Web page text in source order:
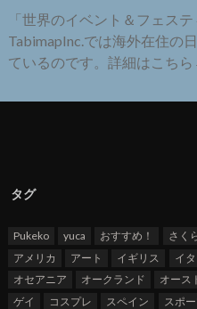
「世界のイベント＆フェス
TabimapInc.では海外在住の
ているのです。詳細はこち
タグ
Pukeko yuca おすすめ！ さく
アメリカ
アート イギリス イ
オセアニア
オークランド オース
ゲイ
コスプレ スペイン スポ